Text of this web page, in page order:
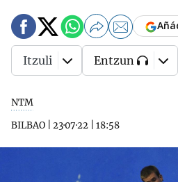
NTM
BILBAO
23·07·22 18:58
Itzuli Entzun